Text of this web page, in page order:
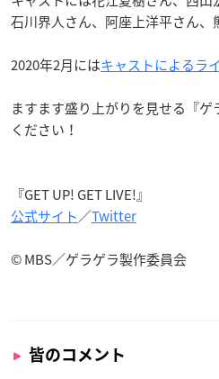
石川界人さん、阿座上洋平さん、
2020年2月にはキャストによるラ
ますます盛り上がりを見せる『
ください！
『GET UP! GET LIVE!』
公式サイト／Twitter
© MBS／ゲラゲラ製作委員会
皆のコメント